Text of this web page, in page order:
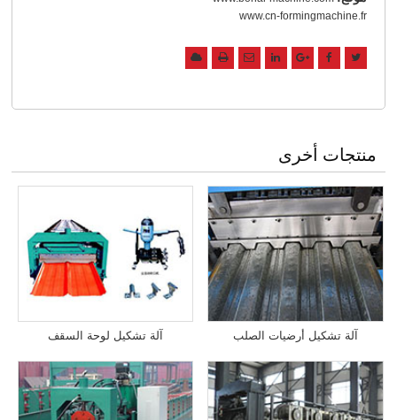
www.cn-formingmachine.fr
منتجات أخرى
آلة تشكيل أرضيات الصلب آلة تشكيل لوحة السقف